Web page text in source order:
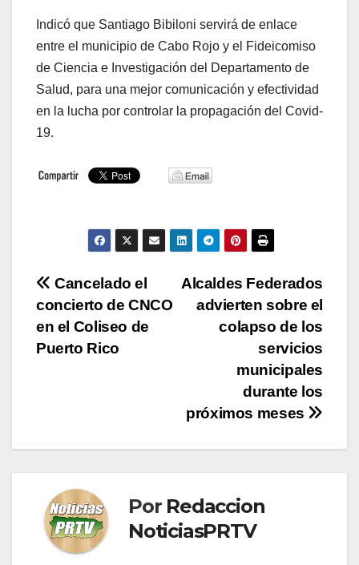
Indicó que Santiago Bibiloni servirá de enlace
entre el municipio de Cabo Rojo y el Fideicomiso
de Ciencia e Investigación del Departamento de
Salud, para una mejor comunicación y efectividad
en la lucha por controlar la propagación del Covid-
19.
Navegación
de
entradas
Alcaldes Federados
advierten sobre el
colapso de los
servicios
municipales
durante los
próximos meses
Cancelado el
concierto de CNCO
en el Coliseo de
Puerto Rico
Por Redaccion
NoticiasPRTV